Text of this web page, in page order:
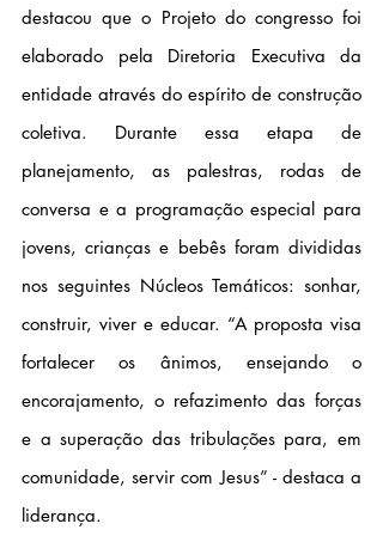
destacou que o Projeto do congresso foi
elaborado pela Diretoria Executiva da
entidade através do espírito de construção
coletiva. Durante essa etapa de
planejamento, as palestras, rodas de
conversa e a programação especial para
jovens, crianças e bebês foram divididas
nos seguintes Núcleos Temáticos: sonhar,
construir, viver e educar. “A proposta visa
fortalecer os ânimos, ensejando o
encorajamento, o refazimento das forças
e a superação das tribulações para, em
comunidade, servir com Jesus” - destaca a
liderança.